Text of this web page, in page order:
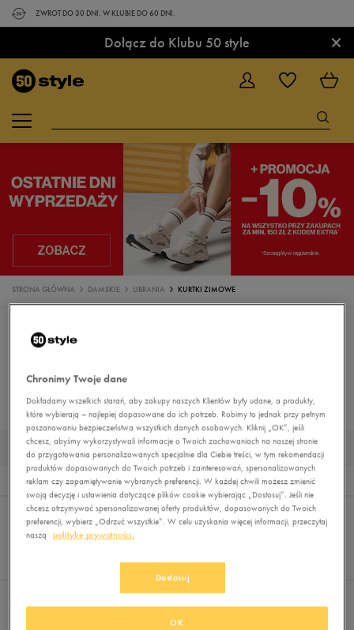
ZWROT DO 30 DNI. W KLUBIE DO 60 DNI.
Dołącz do Klubu 50 style ×
STRONA GŁÓWNA DAMSKIE UBRANIA KURTKI ZIMOWE
KOSZULKI
STROJE KĄPIELOWE BLUZY
BEZRĘKAWNIKI KURTKI PRZEJŚCIOWE KURTKI ZIMOWE MUST HAVE
KURTKI ZIMOWE DAMSKIE UMBRO
0
Wyników
Sortuj:
REKOMENDOWANE
FILTRUJ (1)
Pokaż
z 0
Wybrane filtry: UMBRO Wyczyść filtry
Chronimy Twoje dane
Dokładamy wszelkich starań, aby zakupy naszych Klientów były udane, a produkty,
które wybierają – najlepiej dopasowane do ich potrzeb. Robimy to jednak przy pełnym
poszanowaniu bezpieczeństwa wszystkich danych osobowych. Kliknij „OK”, jeśli
chcesz, abyśmy wykorzystywali informacje o Twoich zachowaniach na naszej stronie
do przygotowania personalizowanych specjalnie dla Ciebie treści, w tym rekomendacji
produktów dopasowanych do Twoich potrzeb i zainteresowań, spersonalizowanych
reklam czy zapamiętywanie wybranych preferencji. W każdej chwili możesz zmienić
swoją decyzję i ustawienia dotyczące plików cookie wybierając „Dostosuj”. Jeśli nie
chcesz otrzymywać spersonalizowanej oferty produktów, dopasowanych do Twoich
preferencji, wybierz „Odrzuć wszystkie”. W celu uzyskania więcej informacji, przeczytaj
naszą
politykę prywatności.
Dostosuj
OK